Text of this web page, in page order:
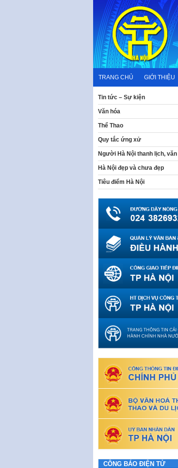
content
TRANG CHỦ GIỚI THIỆU
Tin tức – Sự kiện
Văn hóa
Thể Thao
Quy tắc ứng xử
Người Hà Nội thanh lịch,
Hà Nội đẹp và chưa đẹp
Tiêu điểm Hà Nội
CÔNG BÁO ĐIỆN TỬ